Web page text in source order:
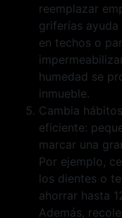
reemplazar
griferías
en techos o
humedad se
inmueble.
Cambia
eficiente:
marcar una
Por ejemplo,
los dientes o
ahorrar hasta
Además,